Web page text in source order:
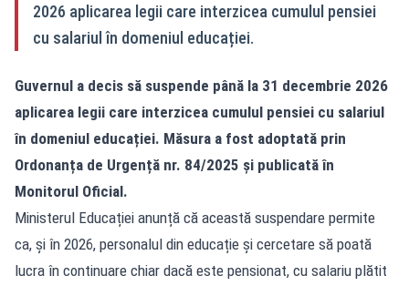
2026 aplicarea legii care interzicea cumulul pensiei
cu salariul în domeniul educației.
Guvernul a decis să suspende până la 31 decembrie 2026
aplicarea legii care interzicea cumulul pensiei cu salariul
în domeniul educației. Măsura a fost adoptată prin
Ordonanța de Urgență nr. 84/2025 și publicată în
Monitorul Oficial.
Ministerul Educației anunță că această suspendare permite
ca, și în 2026, personalul din educație și cercetare să poată
lucra în continuare chiar dacă este pensionat, cu salariu plătit